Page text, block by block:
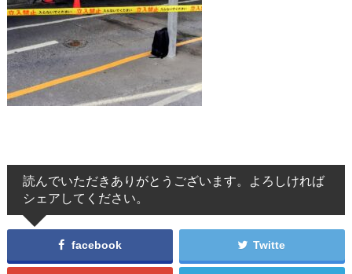
読んでいただきありがとうございます。よろしければ
シェアしてください。
facebook Twitte